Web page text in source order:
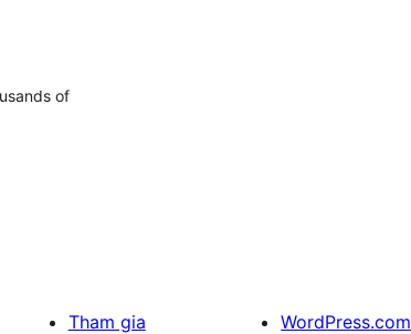
of
Tham gia
WordPress.com